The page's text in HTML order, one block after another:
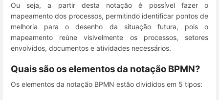
Ou seja, a partir desta notação é possível fazer o
mapeamento dos processos, permitindo identificar pontos de
melhoria para o desenho da situação futura, pois o
mapeamento reúne visivelmente os processos, setores
envolvidos, documentos e atividades necessários.
Quais são os elementos da notação BPMN?
Os elementos da notação BPMN estão divididos em 5 tipos: